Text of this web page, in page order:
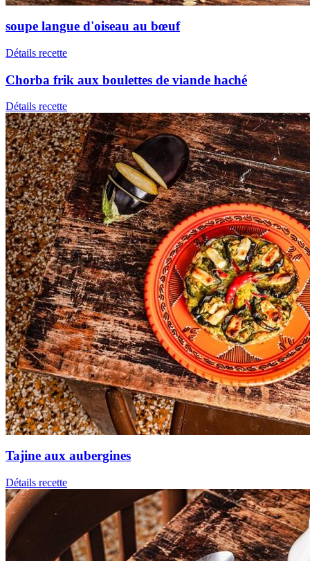
soupe langue d'oiseau au bœuf
Détails recette
Chorba frik aux boulettes de viande haché
Détails recette
Tajine aux aubergines
Détails recette